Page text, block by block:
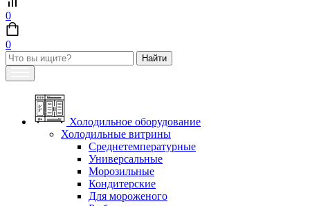
0
0
Холодильное оборудование
Холодильные витрины
Среднетемпературные
Универсальные
Морозильные
Кондитерские
Для мороженого